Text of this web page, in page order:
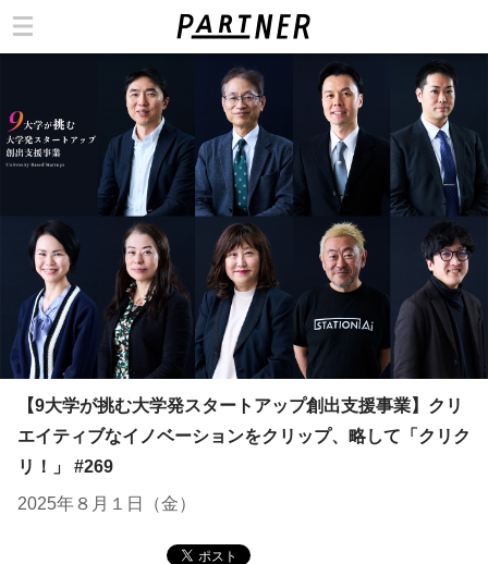
【9大学が挑む大学発スタートアップ創出支援事業】クリ
エイティブなイノベーションをクリップ、略して「クリク
リ！」 #269
2025年８月１日（金）